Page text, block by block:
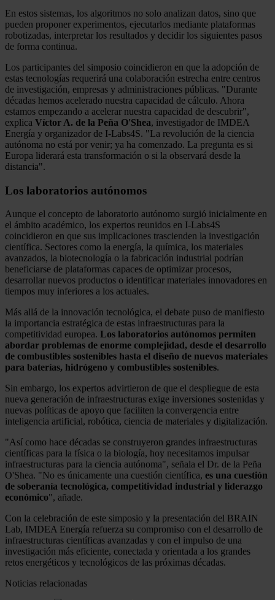
En estos sistemas, los algoritmos no solo analizan datos, sino que
pueden proponer experimentos, ejecutarlos mediante plataformas
robotizadas, interpretar los resultados y decidir los siguientes pasos
de forma continua.
Los participantes del simposio coincidieron en que la adopción de
estas tecnologías requerirá una colaboración estrecha entre centros
de investigación, empresas y administraciones públicas. "Durante
décadas hemos acelerado nuestra capacidad de cálculo. Ahora
estamos empezando a acelerar nuestra capacidad de descubrir",
explica Víctor A. de la Peña O'Shea, investigador de IMDEA
Energía y organizador de I-Labs4S. "La revolución de la ciencia
autónoma no está por venir; ya ha comenzado. La pregunta es si
Europa liderará esta transformación o si la observará desde la
distancia".
Los laboratorios autónomos
Aunque el concepto de laboratorio autónomo surgió inicialmente en
el ámbito académico, los expertos reunidos en I-Labs4S
coincidieron en que sus implicaciones trascienden la investigación
científica. Sectores como la energía, la química, los materiales
avanzados, la biotecnología o la fabricación industrial podrían
beneficiarse de plataformas capaces de optimizar procesos,
desarrollar nuevos productos o identificar materiales innovadores en
tiempos muy inferiores a los actuales.
Más allá de la innovación tecnológica, el debate puso de manifiesto
la importancia estratégica de estas infraestructuras para la
competitividad europea. Los laboratorios autónomos permiten
abordar problemas de enorme complejidad, desde el desarrollo
de combustibles sostenibles hasta el diseño de nuevos materiales
para baterías, hidrógeno y combustibles sostenibles.
Sin embargo, los expertos advirtieron de que el despliegue de esta
nueva generación de infraestructuras exige inversiones sostenidas y
nuevas políticas de apoyo que faciliten la convergencia entre
inteligencia artificial, robótica, ciencia de materiales y digitalización.
"Así como hace décadas se construyeron grandes infraestructuras
científicas para la física o la biología, hoy necesitamos impulsar
infraestructuras para la ciencia autónoma", señala el Dr. de la Peña
O'Shea. "No es únicamente una cuestión científica, es una cuestión
de soberanía tecnológica, competitividad industrial y liderazgo
económico", añade.
Con la celebración de este simposio y la presentación del BRAIN
Lab, IMDEA Energía refuerza su compromiso con el desarrollo de
infraestructuras científicas avanzadas y con el impulso de una
investigación más eficiente, conectada y orientada a los grandes
retos energéticos y tecnológicos de las próximas décadas.
Noticias relacionadas